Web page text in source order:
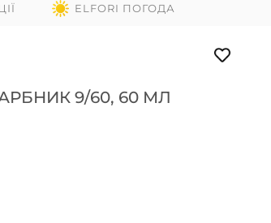
ELFORI ПОГОДА
9/60, 60 МЛ